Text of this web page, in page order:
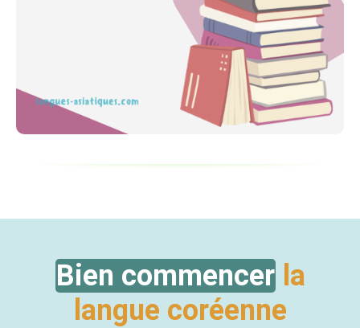
Bien commencer la
langue coréenne